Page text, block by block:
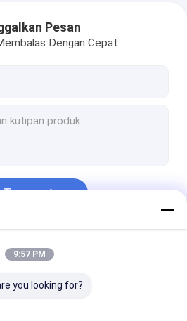
Pesan
Dengan Cepat
Terus
9:57 PM
you looking for?